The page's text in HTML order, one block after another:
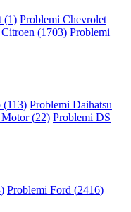
(1) Problemi Chevrolet
(1703) Problemi
(113) Problemi Daihatsu
(22) Problemi DS
) Problemi Ford (2416)